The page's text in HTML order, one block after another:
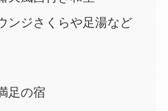
ンジさくらや足湯など
足の宿